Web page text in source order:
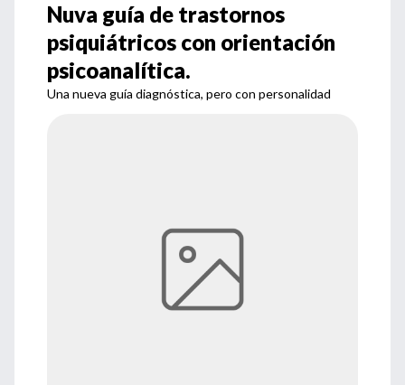
Nuva guía de trastornos
psiquiátricos con orientación
psicoanalítica.
Una nueva guía diagnóstica, pero con personalidad